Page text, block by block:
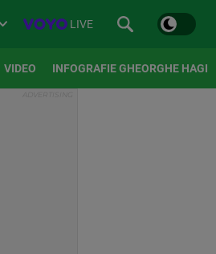
LIVE
VIDEO INFOGRAFIE GHEORGHE HAGI